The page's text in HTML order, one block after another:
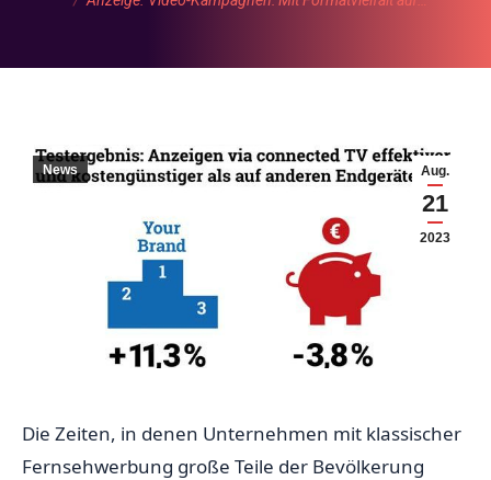
Aug.
21
2023
News
Die Zeiten, in denen Unternehmen mit klassischer
Fernsehwerbung große Teile der Bevölkerung